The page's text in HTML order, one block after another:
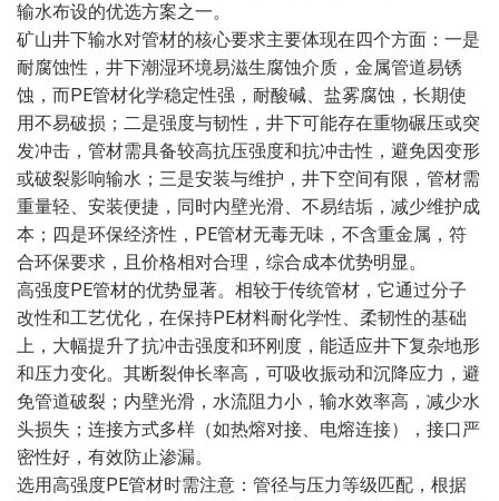
输水布设的优选方案之一。
矿山井下输水对管材的核心要求主要体现在四个方面：一是
耐腐蚀性，井下潮湿环境易滋生腐蚀介质，金属管道易锈
蚀，而PE管材化学稳定性强，耐酸碱、盐雾腐蚀，长期使
用不易破损；二是强度与韧性，井下可能存在重物碾压或突
发冲击，管材需具备较高抗压强度和抗冲击性，避免因变形
或破裂影响输水；三是安装与维护，井下空间有限，管材需
重量轻、安装便捷，同时内壁光滑、不易结垢，减少维护成
本；四是环保经济性，PE管材无毒无味，不含重金属，符
合环保要求，且价格相对合理，综合成本优势明显。
高强度PE管材的优势显著。相较于传统管材，它通过分子
改性和工艺优化，在保持PE材料耐化学性、柔韧性的基础
上，大幅提升了抗冲击强度和环刚度，能适应井下复杂地形
和压力变化。其断裂伸长率高，可吸收振动和沉降应力，避
免管道破裂；内壁光滑，水流阻力小，输水效率高，减少水
头损失；连接方式多样（如热熔对接、电熔连接），接口严
密性好，有效防止渗漏。
选用高强度PE管材时需注意：管径与压力等级匹配，根据